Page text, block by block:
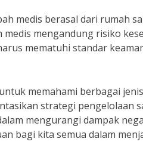
medis berasal dari rumah
medis mengandung risiko
mematuhi standar
memahami berbagai
strategi pengelolaan
mengurangi dampak
bagi kita semua dalam